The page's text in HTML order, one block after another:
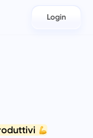
Login